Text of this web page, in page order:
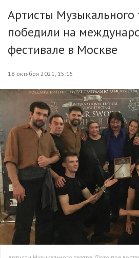
Артисты Музыкального
победили на
фестивале в Москве
18 октября 2021, 15:15